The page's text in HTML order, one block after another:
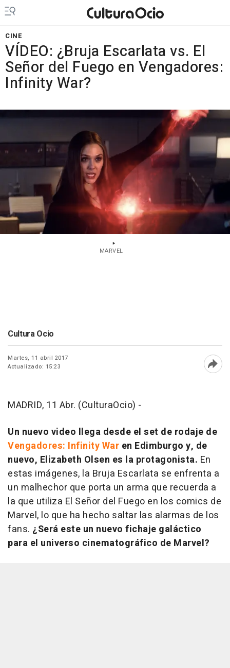
CINE
VÍDEO: ¿Bruja Escarlata vs. El
Señor del Fuego en Vengadores:
Infinity War?
MARVEL
Cultura Ocio
Martes, 11 abril 2017
Actualizado: 15:23
MADRID, 11 Abr. (CulturaOcio) -
Un nuevo video llega desde el set de rodaje de
Vengadores: Infinity War en Edimburgo y, de
nuevo, Elizabeth Olsen es la protagonista. En
estas imágenes, la Bruja Escarlata se enfrenta a
un malhechor que porta un arma que recuerda a
la que utiliza El Señor del Fuego en los comics de
Marvel, lo que ha hecho saltar las alarmas de los
fans. ¿Será este un nuevo fichaje galáctico
para el universo cinematográfico de Marvel?